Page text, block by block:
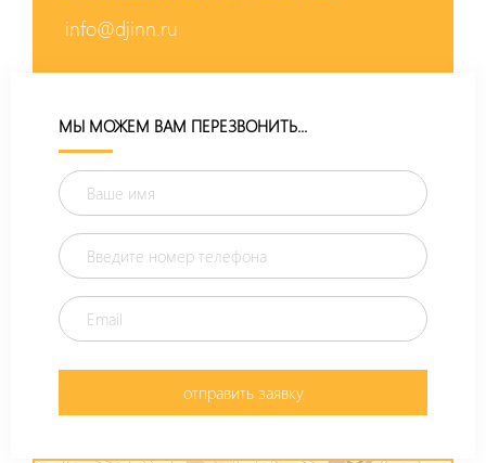
info@djinn.ru
МЫ МОЖЕМ ВАМ ПЕРЕЗВОНИТЬ...
отправить заявку